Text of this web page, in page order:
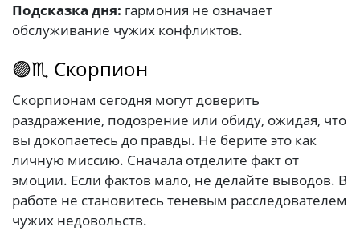
Подсказка дня: гармония не означает
обслуживание чужих конфликтов.
🟣♏ Скорпион
Скорпионам сегодня могут доверить
раздражение, подозрение или обиду, ожидая, что
вы докопаетесь до правды. Не берите это как
личную миссию. Сначала отделите факт от
эмоции. Если фактов мало, не делайте выводов. В
работе не становитесь теневым расследователем
чужих недовольств.